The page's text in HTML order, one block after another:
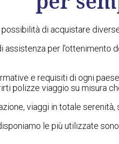
di acquistare
assistenza per l'ottenimento
e requisiti di ogni
polizze viaggio su misura
viaggi in totale
le più utilizzate